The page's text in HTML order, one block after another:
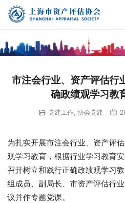
市注会行业、资产评估行
确政绩观学习教
党建工作 协会党建
为扎实开展市注会行业、资产评
观学习教育，根据行业学习教育
召开树立和践行正确政绩观学习
组成员、副局长、市资产评估行
议并作专题党课。